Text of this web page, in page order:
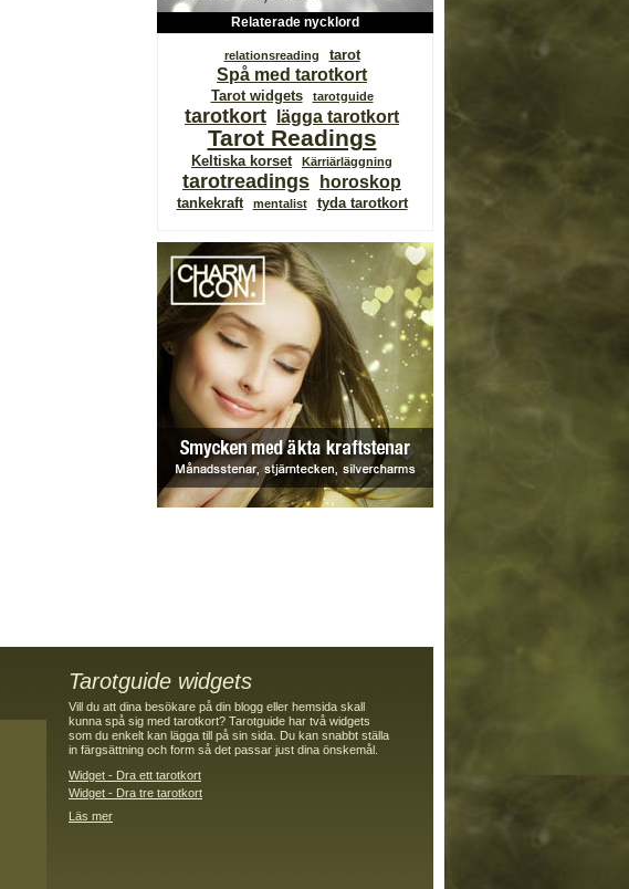
Relaterade nycklord
relationsreading tarot
Spå med tarotkort
Tarot widgets tarotguide
tarotkort lägga tarotkort
Tarot Readings
Keltiska korset Kärriärläggning
tarotreadings horoskop
tankekraft mentalist tyda tarotkort
Tarotguide widgets
Vill du att dina besökare på din blogg eller hemsida skall
kunna spå sig med tarotkort? Tarotguide har två widgets
som du enkelt kan lägga till på sin sida. Du kan snabbt ställa
in färgsättning och form så det passar just dina önskemål.
Widget - Dra ett tarotkort
Widget - Dra tre tarotkort
Läs mer